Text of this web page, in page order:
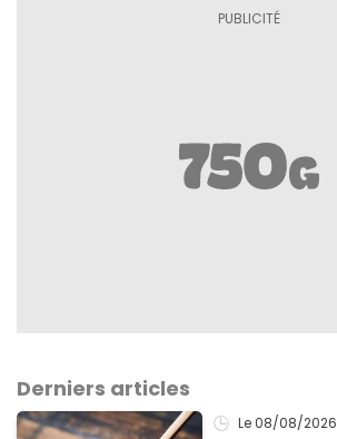
Derniers articles
Le 08/08/2026